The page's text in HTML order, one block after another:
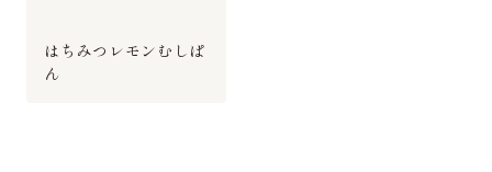
はちみつレモンむしぱ
ん